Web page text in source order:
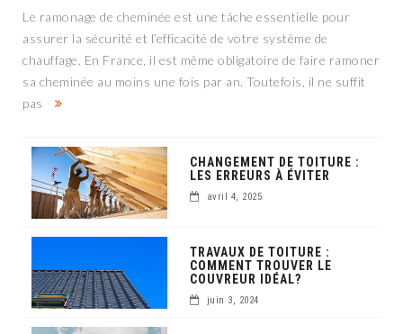
Le ramonage de cheminée est une tâche essentielle pour
assurer la sécurité et l’efficacité de votre système de
chauffage. En France, il est même obligatoire de faire ramoner
sa cheminée au moins une fois par an. Toutefois, il ne suffit
pas
CHANGEMENT DE TOITURE :
LES ERREURS À ÉVITER
avril 4, 2025
TRAVAUX DE TOITURE :
COMMENT TROUVER LE
COUVREUR IDÉAL?
juin 3, 2024